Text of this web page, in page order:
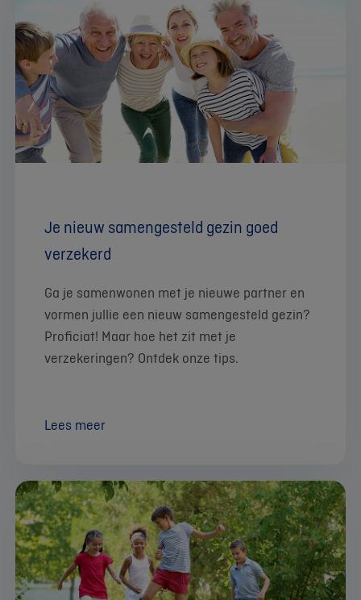
Je nieuw samengesteld gezin goed
verzekerd
Ga je samenwonen met je nieuwe partner en
vormen jullie een nieuw samengesteld gezin?
Proficiat! Maar hoe het zit met je
verzekeringen? Ontdek onze tips.
Lees meer